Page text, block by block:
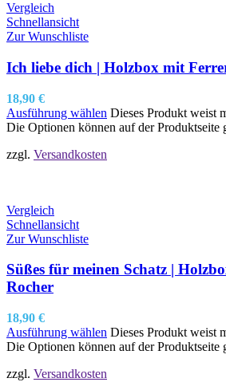
Vergleich
Schnellansicht
Zur Wunschliste
Ich liebe dich | Holzbox mit
18,90 €
Ausführung wählen Dieses Produkt weist
Die Optionen können auf der Produktseite
zzgl. Versandkosten
Vergleich
Schnellansicht
Zur Wunschliste
Süßes für meinen Schatz |
Rocher
18,90 €
Ausführung wählen Dieses Produkt weist
Die Optionen können auf der Produktseite
zzgl. Versandkosten